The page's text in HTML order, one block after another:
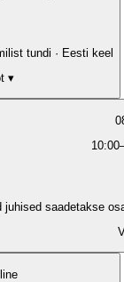
tundi · Eesti keel
▾
juhised saadetakse